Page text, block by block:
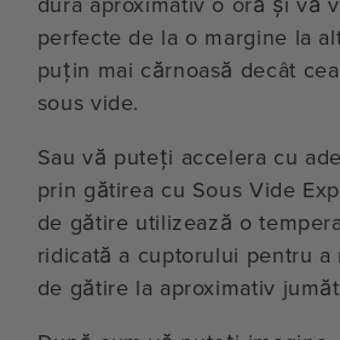
perfecte de la o margine la
puțin mai cărnoasă decât
sous vide.
Sau vă puteți accelera cu
prin gătirea cu Sous Vide
de gătire utilizează o
ridicată a cuptorului pentru a
de gătire la aproximativ